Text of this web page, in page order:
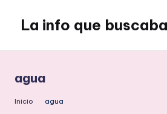
contenido
La info que
aprender
y
agua
Inicio agua